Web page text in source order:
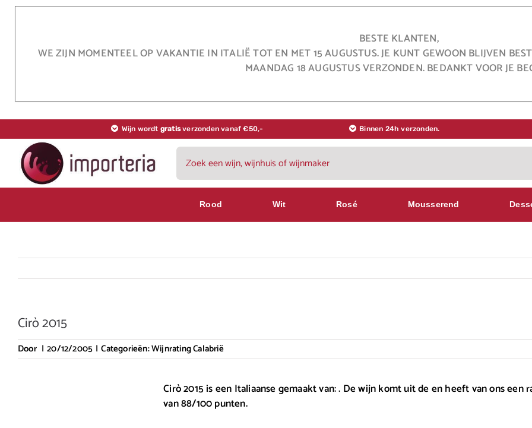
BESTE KLANTEN,
WE ZIJN MOMENTEEL OP VAKANTIE IN ITALIË TOT EN MET 15 AUGUSTUS. JE KUNT GEWOON BLIJVEN
MAANDAG 18 AUGUSTUS VERZONDEN. BEDANKT VOOR JE
Wijn wordt gratisverzonden vanaf €50,- Binnen 24h verzonden.
Zoeken
naar:
Rood Wit Rosé Mousserend
Cirò 2015
Door | 20/12/2005 | Categorieën:Wijnrating Calabrië
Cirò 2015 is een Italiaanse gemaakt van: . De wijn komt uit de en heeft van ons een
van 88/100 punten.